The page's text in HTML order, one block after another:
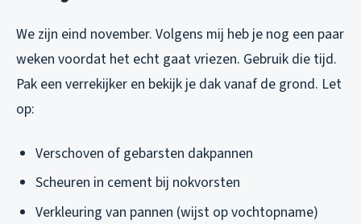
We zijn eind november. Volgens mij heb je nog een paar
weken voordat het echt gaat vriezen. Gebruik die tijd.
Pak een verrekijker en bekijk je dak vanaf de grond. Let
op:
Verschoven of gebarsten dakpannen
Scheuren in cement bij nokvorsten
Verkleuring van pannen (wijst op vochtopname)